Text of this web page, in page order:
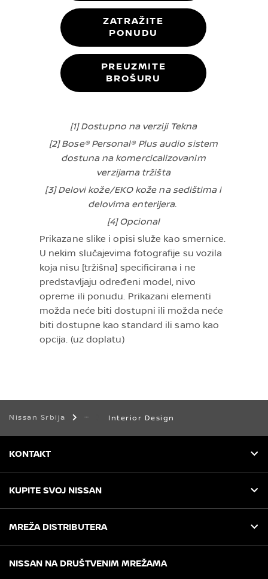
ZATRAŽITE
PONUDU
PREUZMITE
BROŠURU
[1] Dostupno na verziji Tekna
[2] Bose® Personal® Plus audio sistem
dostuna na komercicalizovanim
verzijama tržišta
[3] Delovi kože/EKO kože na sedištima i
delovima enterijera.
[4] Opcional
Prikazane slike i opisi služe kao smernice.
U nekim slučajevima fotografije su vozila
koja nisu [tržišna] specificirana i ne
predstavljaju određeni model, nivo
opreme ili ponudu. Prikazani elementi
možda neće biti dostupni ili možda neće
biti dostupne kao standard ili samo kao
opcija. (uz doplatu)
Nissan Srbija Interior Design
KONTAKT
KUPITE SVOJ NISSAN
MREŽA DISTRIBUTERA
NISSAN NA DRUŠTVENIM MREŽAMA